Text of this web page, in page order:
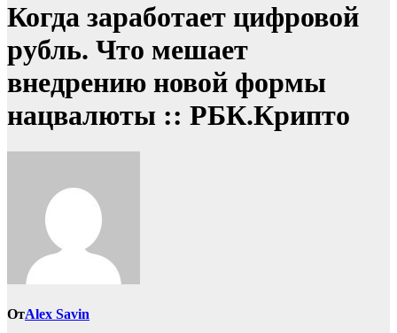
Когда заработает цифровой
рубль. Что мешает
внедрению новой формы
нацвалюты :: РБК.Крипто
ОтAlex Savin